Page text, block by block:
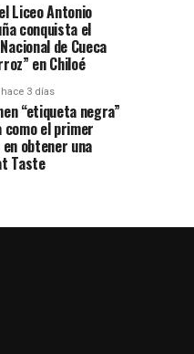
Liceo Antonio
conquista el
de Cueca
en Chiloé
hace 3 días
“etiqueta negra”
el primer
obtener una
Taste